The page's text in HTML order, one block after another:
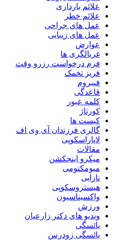
علائم بارداری
علائم خطر
عمل های جراحی
عمل های زیبایی
عوارض
غربالگری ها
فرم درخواست رزرو وقت
فریز تخمک
فیبروم
قاعدگی
کلمه عبور
کورتاژ
کیست ها
گالری فرزندان آی وی اف
لاپاراسکوپی
مقالات
میکرو اینجکشن
میومکتومی
نازایی
هیستروسکوپی
واکسیناسیون
ورزش
ویدیو های دکتر زارعیان
یائسگی
یائسگی زودرس